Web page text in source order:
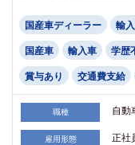
国産車ディーラー 輸
国産車 輸入車 学歴
賞与あり 交通費支給
職種 自動
雇用形態 正社